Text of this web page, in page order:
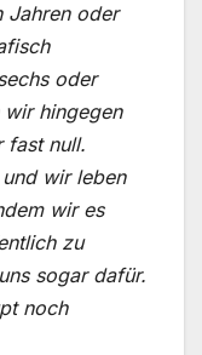
Jahren oder
oder
wir hingegen
fast null.
wir leben
wir es
zu
sogar dafür.
noch